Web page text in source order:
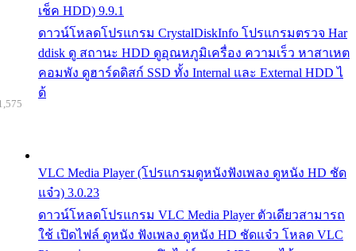
เช็ค HDD) 9.9.1
ดาวน์โหลดโปรแกรม CrystalDiskInfo โปรแกรมตรวจ Har
ddisk ดู สถานะ HDD ดูอุณหภูมิเครื่อง ความเร็ว หาสาเหต
คอมพัง ดูฮาร์ดดิสก์ SSD ทั้ง Internal และ External HDD ไ
ด้
VLC Media Player (โปรแกรมดูหนังฟังเพลง ดูหนัง HD ชัด
แจ๋ว) 3.0.23
ดาวน์โหลดโปรแกรม VLC Media Player ตัวเดียวสามารถ
ใช้ เปิดไฟล์ ดูหนัง ฟังเพลง ดูหนัง HD ชัดแจ๋ว โหลด VLC